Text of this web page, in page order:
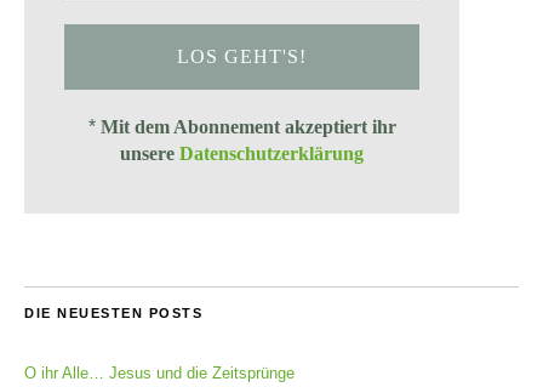
* Mit dem Abonnement akzeptiert ihr
unsereDatenschutzerklärung
DIE NEUESTEN POSTS
O ihr Alle… Jesus und die Zeitsprünge